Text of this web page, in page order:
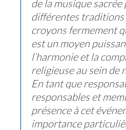
de la musique
différentes traditions
croyons fermement
est un moyen
l’harmonie et la
religieuse au sein de
En tant que
responsables et
présence à cet
importance